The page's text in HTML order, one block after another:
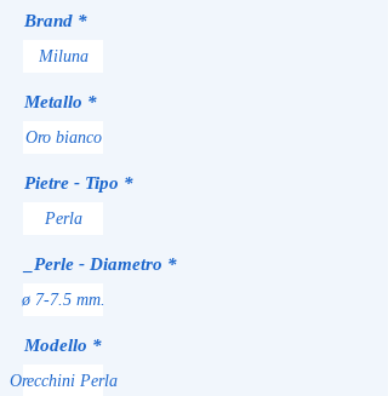
Brand *
Miluna
Metallo *
Oro bianco
Pietre - Tipo *
Perla
_Perle - Diametro *
ø 7-7.5 mm.
Modello *
Orecchini Perla